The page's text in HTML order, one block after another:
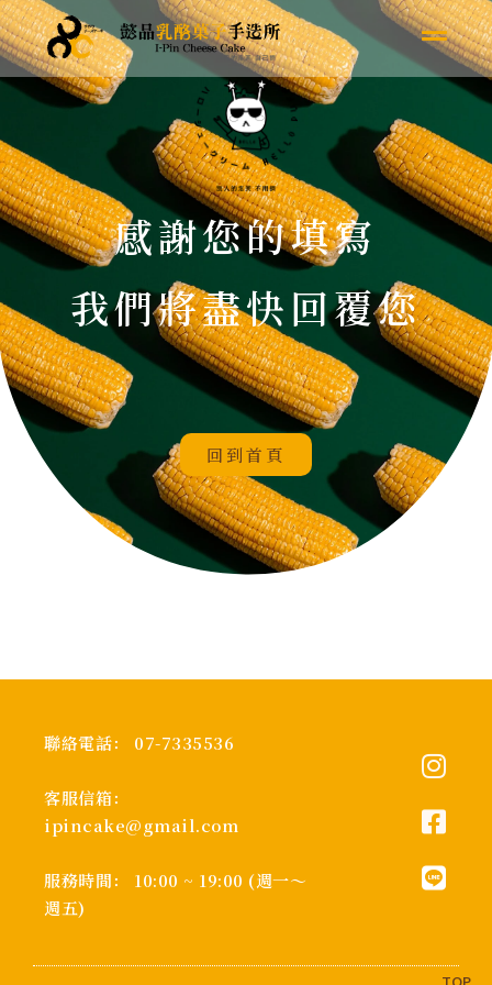
感謝您的填寫
我們將盡快回覆您
回到首頁
聯絡電話： 07-7335536
客服信箱：
ipincake@gmail.com
服務時間： 10:00 ~ 19:00 (週一～
週五)